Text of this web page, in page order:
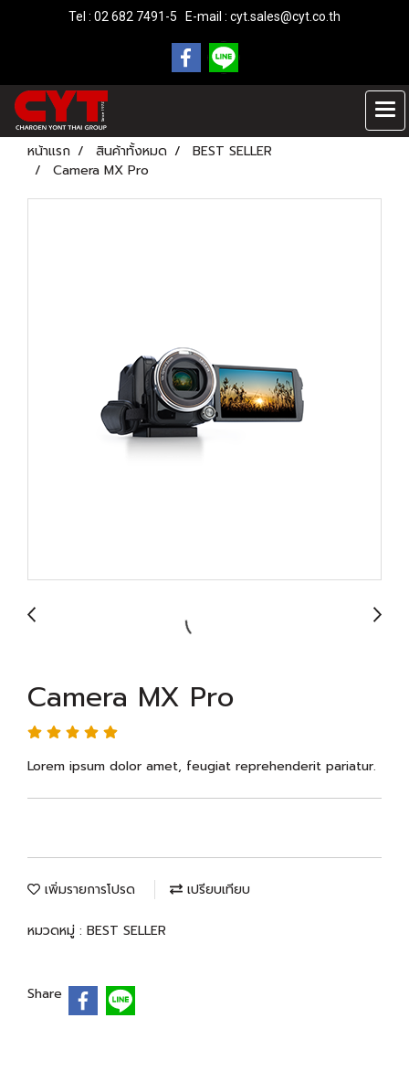
Tel : 02 682 7491-5 E-mail : cyt.sales@cyt.co.th
หน้าแรก สินค้าทั้งหมด
BEST SELLER
Camera MX Pro
Camera MX Pro
Lorem ipsum dolor amet, feugiat reprehenderit pariatur.
เพิ่มรายการโปรด เปรียบเทียบ
หมวดหมู่ : BEST SELLER
Share